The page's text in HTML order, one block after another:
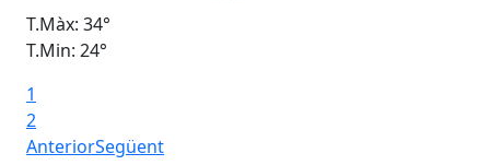
T.Màx: 34°
T.Min: 24°
1
2
AnteriorSegüent